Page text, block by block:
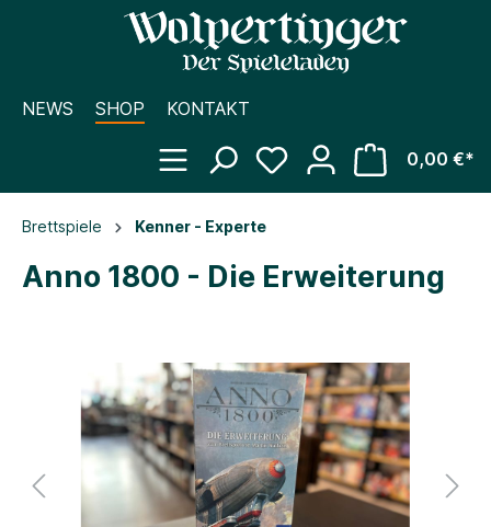
NEWS SHOP KONTAKT
0,00 €*
Brettspiele Kenner - Experte
Anno 1800 - Die Erweiterung